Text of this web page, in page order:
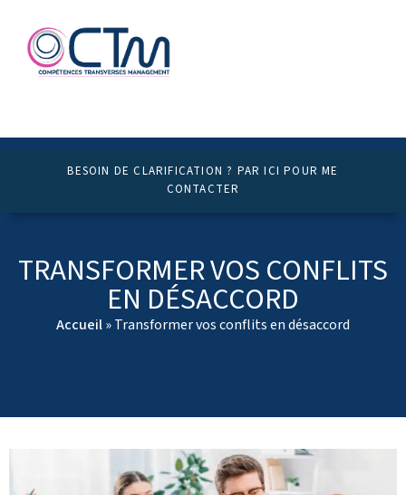
BESOIN DE CLARIFICATION ? PAR ICI POUR ME
CONTACTER
TRANSFORMER VOS CONFLITS
EN DÉSACCORD
Accueil»Transformer vos conflits en désaccord